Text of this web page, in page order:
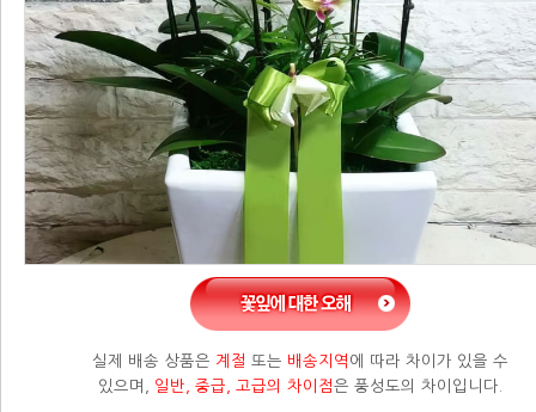
실제 배송 상품은 계절 또는 배송지역 에 따라 차이가 있을 수
있으며, 일반, 중급, 고급의 차이점은 풍성도의 차이입니다.